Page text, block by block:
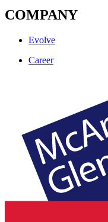
COMPANY
Evolve
Career